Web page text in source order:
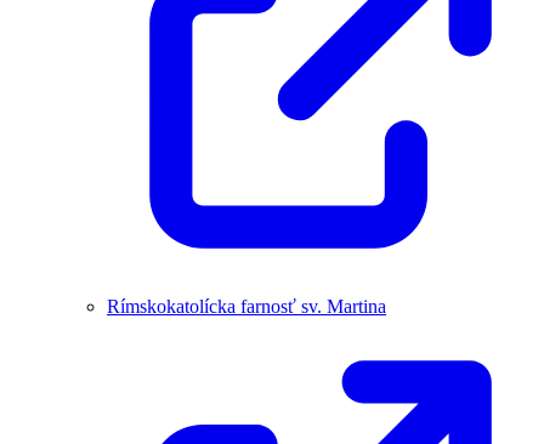
Rímskokatolícka farnosť sv. Martina